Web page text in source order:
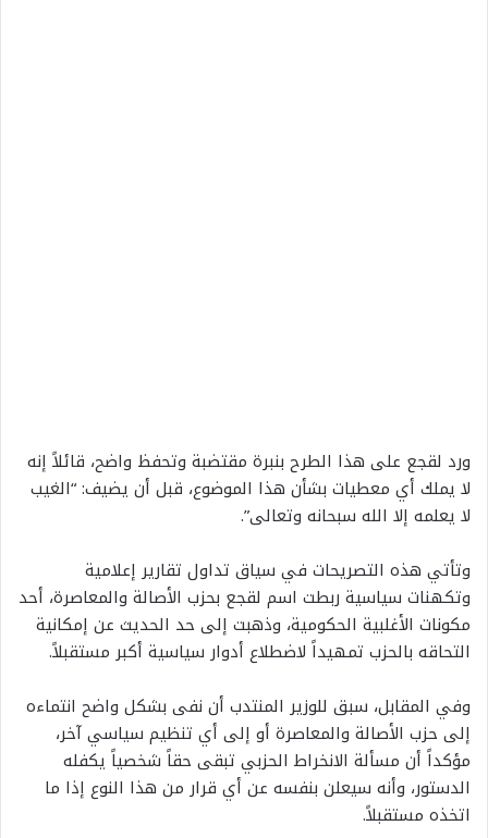
ورد لقجع على هذا الطرح بنبرة مقتضبة وتحفظ واضح، قائلاً إنه
لا يملك أي معطيات بشأن هذا الموضوع، قبل أن يضيف: “الغيب
لا يعلمه إلا الله سبحانه وتعالى”.
وتأتي هذه التصريحات في سياق تداول تقارير إعلامية
وتكهنات سياسية ربطت اسم لقجع بحزب الأصالة والمعاصرة، أحد
مكونات الأغلبية الحكومية، وذهبت إلى حد الحديث عن إمكانية
التحاقه بالحزب تمهيداً لاضطلاع أدوار سياسية أكبر مستقبلاً.
وفي المقابل، سبق للوزير المنتدب أن نفى بشكل واضح انتماءه
إلى حزب الأصالة والمعاصرة أو إلى أي تنظيم سياسي آخر،
مؤكداً أن مسألة الانخراط الحزبي تبقى حقاً شخصياً يكفله
الدستور، وأنه سيعلن بنفسه عن أي قرار من هذا النوع إذا ما
اتخذه مستقبلاً.